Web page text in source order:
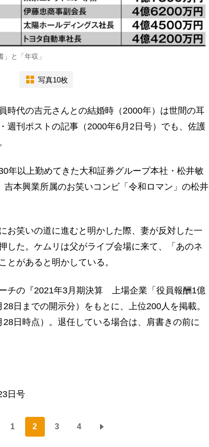
と「年収」
写真10枚
時代の吉元さんとの結婚時（2000年）は世間の耳
週刊ポストの記事（2000年6月2日号）でも、佐護
年以上勤めてきた大和証券グループ本社・松井敏
本興業所属のお笑いコンビ「令和ロマン」の松井
お笑いの道に進むと明かした際、妻が反対した一
した。ケムリは父がライブ会場に来て、「あのネ
とがあると明かしている。
チの『2021年3月期決算 上場企業「役員報酬1億
日までの開示分）をもとに、上位200人を掲載。
日時点）。退任している場合は、肩書きの前に
日号
1 2 3 4